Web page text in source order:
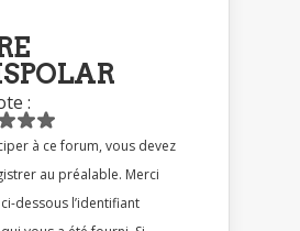
:
vous devez
au préalable. Merci
dessous l’identifiant